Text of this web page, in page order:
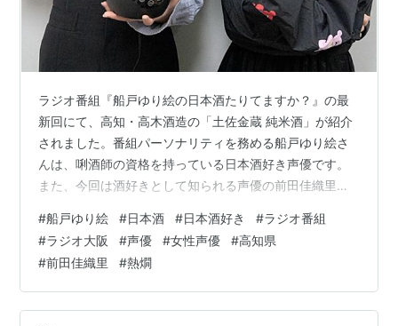
ラジオ番組『船戸ゆり絵の日本酒たりてますか？』の最
新回にて、高知・高木酒造の「土佐金蔵 純米酒」が紹介
されました。番組パーソナリティを務める船戸ゆり絵さ
んは、唎酒師の資格を持っている日本酒好き声優です。
また、今回は酒好きとして知られる声優の前田佳織里さ
蔵 純米酒」を熱燗で飲んでいます。 船戸「和食絶対合
う」「ふわって、より香ってくる」 前田「おでんのダシ
と飲みてぇ」「伸びやかにどこまでも、日本酒が伸びて
いくんです」 商品関連情報 「土佐金蔵 純米酒」は高知
県香南市にある高木酒造で製造された日本酒。高木酒造
#船戸ゆり絵 #日本酒 #日本酒好き #ラジオ番組
#ラジオ大阪 #声優 #女性声優 #高知県
#前田佳織里 #熱燗